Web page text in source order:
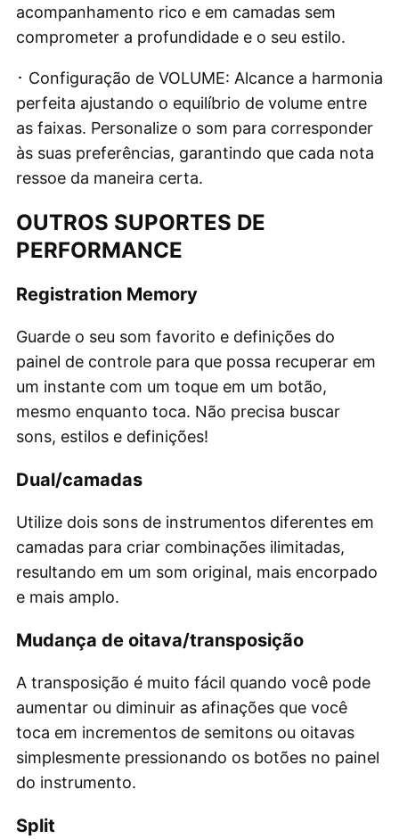
acompanhamento rico e em camadas sem
comprometer a profundidade e o seu estilo.
･ Configuração de VOLUME: Alcance a harmonia
perfeita ajustando o equilíbrio de volume entre
as faixas. Personalize o som para corresponder
às suas preferências, garantindo que cada nota
ressoe da maneira certa.
OUTROS SUPORTES DE
PERFORMANCE
Registration Memory
Guarde o seu som favorito e definições do
painel de controle para que possa recuperar em
um instante com um toque em um botão,
mesmo enquanto toca. Não precisa buscar
sons, estilos e definições!
Dual/camadas
Utilize dois sons de instrumentos diferentes em
camadas para criar combinações ilimitadas,
resultando em um som original, mais encorpado
e mais amplo.
Mudança de oitava/transposição
A transposição é muito fácil quando você pode
aumentar ou diminuir as afinações que você
toca em incrementos de semitons ou oitavas
simplesmente pressionando os botões no painel
do instrumento.
Split